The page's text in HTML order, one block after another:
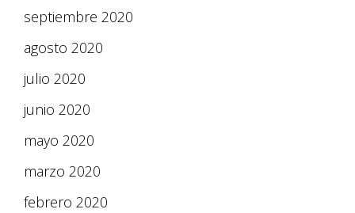
septiembre 2020
agosto 2020
julio 2020
junio 2020
mayo 2020
marzo 2020
febrero 2020